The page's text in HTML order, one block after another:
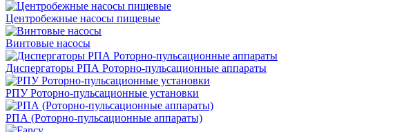
Центробежные насосы пищевые
Винтовые насосы
Диспергаторы РПА Роторно-пульсационные аппараты
РПУ Роторно-пульсационные установки
РПА (Роторно-пульсационные аппараты)